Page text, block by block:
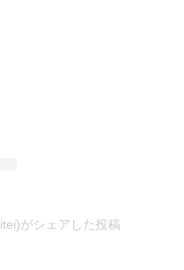
がシェアした投稿